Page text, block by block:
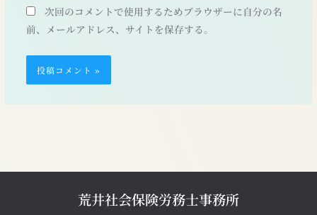
次回のコメントで使用するためブラウザーに自分の名
前、メールアドレス、サイトを保存する。
荒井社会保険労務士事務所